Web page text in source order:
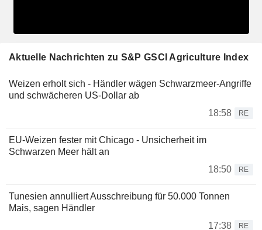
Aktuelle Nachrichten zu S&P GSCI Agriculture Index
Weizen erholt sich - Händler wägen Schwarzmeer-Angriffe
und schwächeren US-Dollar ab
18:58
RE
EU-Weizen fester mit Chicago - Unsicherheit im
Schwarzen Meer hält an
18:50
RE
Tunesien annulliert Ausschreibung für 50.000 Tonnen
Mais, sagen Händler
17:38
RE